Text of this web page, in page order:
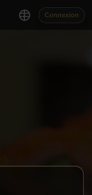
Connexion